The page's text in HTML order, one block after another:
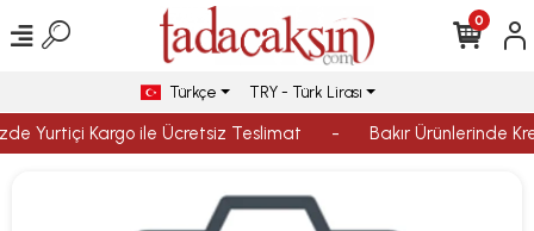
Yurtiçi Kargo ile Ücretsiz Teslimat Bakır Ürünlerinde
0
Türkçe TRY - Türk Lirası